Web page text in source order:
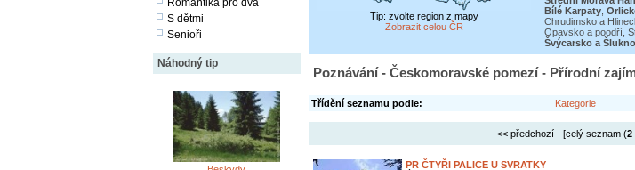
Romantika pro dva
S dětmi
Senioři
Náhodný tip
Tip: zvolte region z mapy
Zobrazit celou ČR
Bílé Karpaty,
Chrudimsko a
Opavsko a poodří,
Švýcarsko a
Poznávání - Českomoravské pomezí - Přírodní
Třídění seznamu podle: Kategorie
<< předchozí [celý seznam (2
PR ČTYŘI PALICE U SVRATKY